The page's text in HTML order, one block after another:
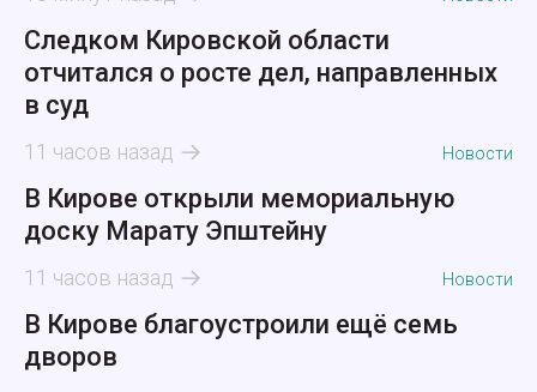
Следком Кировской области
отчитался о росте дел, направленных
в суд
11 часов назад Новости
В Кирове открыли мемориальную
доску Марату Эпштейну
11 часов назад Новости
В Кирове благоустроили ещё семь
дворов